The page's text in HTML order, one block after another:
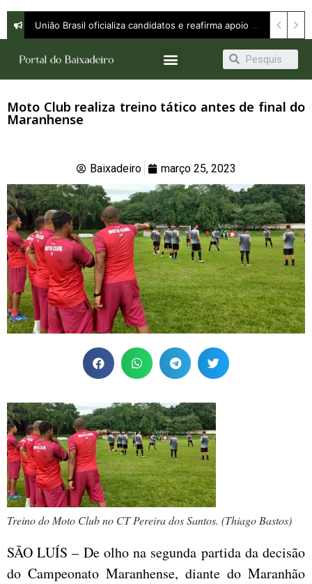
Moto Club realiza treino tático antes de final do
Maranhense
Baixadeiro março 25, 2023
Treino do Moto Club no CT Pereira dos Santos. (Thiago Bastos)
SÃO LUÍS – De olho na segunda partida da decisão
do Campeonato Maranhense, diante do Maranhão